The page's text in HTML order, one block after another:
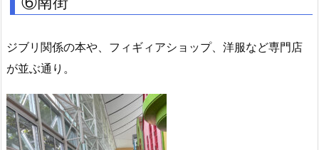
ジブリ関係の本や、フィギィアショップ、洋服など専門店
が並ぶ通り。